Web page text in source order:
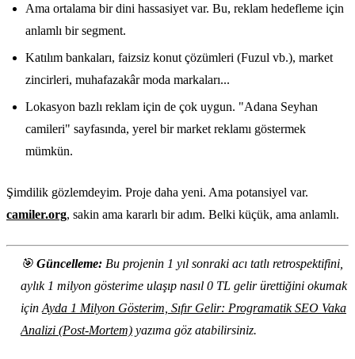
Ama ortalama bir dini hassasiyet var. Bu, reklam hedefleme için
anlamlı bir segment.
Katılım bankaları, faizsiz konut çözümleri (Fuzul vb.), market
zincirleri, muhafazakâr moda markaları...
Lokasyon bazlı reklam için de çok uygun. "Adana Seyhan
camileri" sayfasında, yerel bir market reklamı göstermek
mümkün.
Şimdilik gözlemdeyim. Proje daha yeni. Ama potansiyel var.
camiler.org, sakin ama kararlı bir adım. Belki küçük, ama anlamlı.
🎯 Güncelleme: Bu projenin 1 yıl sonraki acı tatlı retrospektifini,
aylık 1 milyon gösterime ulaşıp nasıl 0 TL gelir ürettiğini okumak
için Ayda 1 Milyon Gösterim, Sıfır Gelir: Programatik SEO Vaka
Analizi (Post-Mortem) yazıma göz atabilirsiniz.